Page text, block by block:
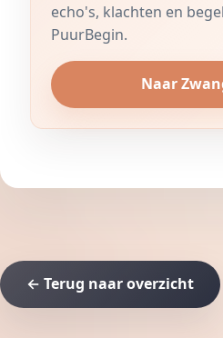
echo's, klachten en
PuurBegin.
Naar
← Terug naar overzicht